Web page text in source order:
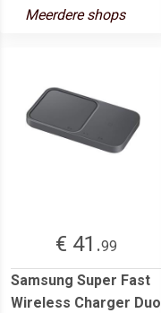
Meerdere shops
€ 41.99
Samsung Super Fast
Wireless Charger Duo